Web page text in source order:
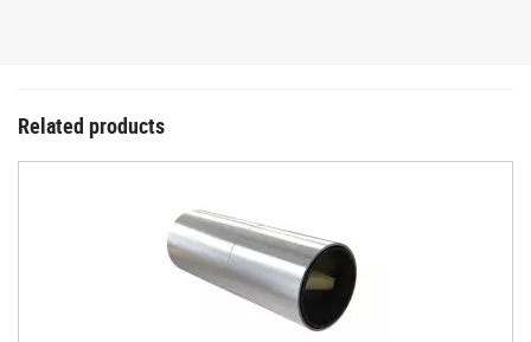
Related products